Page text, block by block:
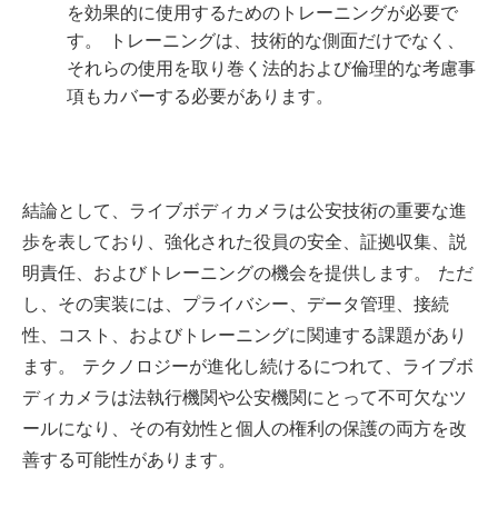
を効果的に使用するためのトレーニングが必要で
す。 トレーニングは、技術的な側面だけでなく、
それらの使用を取り巻く法的および倫理的な考慮事
項もカバーする必要があります。
結論として、ライブボディカメラは公安技術の重要な進
歩を表しており、強化された役員の安全、証拠収集、説
明責任、およびトレーニングの機会を提供します。 ただ
し、その実装には、プライバシー、データ管理、接続
性、コスト、およびトレーニングに関連する課題があり
ます。 テクノロジーが進化し続けるにつれて、ライブボ
ディカメラは法執行機関や公安機関にとって不可欠なツ
ールになり、その有効性と個人の権利の保護の両方を改
善する可能性があります。